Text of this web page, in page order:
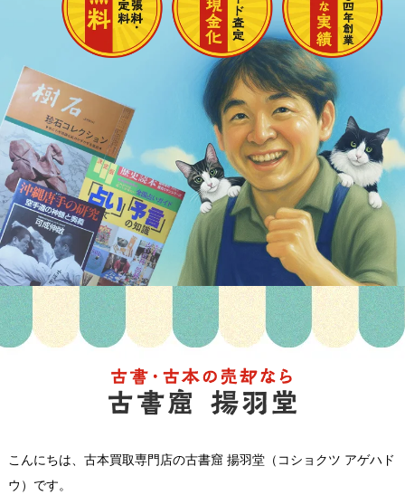
こんにちは、古本買取専門店の古書窟 揚羽堂（コショクツ アゲハド
ウ）です。